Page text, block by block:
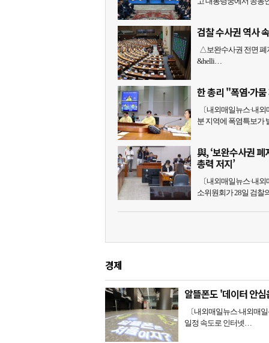
검찰 수사권 역사
△보완수사권 전면
&helli…
한 총리 "폭염·가
〔내외매일뉴스·내
분 지역에 폭염특보가
與, ‘보완수사권
총력 저지’
〔내외매일뉴스·내
소위원회가 28일 검
경제
알뜰폰도 '데이터 안
〔내외매일뉴스·내외매
일정 속도로 인터넷…